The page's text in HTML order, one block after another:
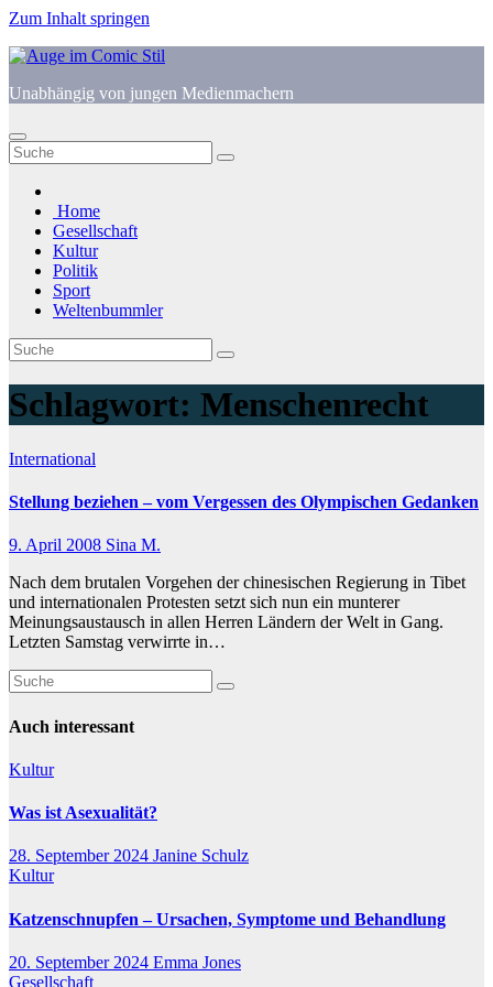
Zum Inhalt springen
Unabhängig von jungen Medienmachern
Home
Gesellschaft
Kultur
Politik
Sport
Weltenbummler
Schlagwort: Menschenrecht
International
Stellung beziehen – vom Vergessen des Olympischen Gedanken
9. April 2008 Sina M.
Nach dem brutalen Vorgehen der chinesischen Regierung in Tibet
und internationalen Protesten setzt sich nun ein munterer
Meinungsaustausch in allen Herren Ländern der Welt in Gang.
Letzten Samstag verwirrte in…
Auch interessant
Kultur
Was ist Asexualität?
28. September 2024 Janine Schulz
Kultur
Katzenschnupfen – Ursachen, Symptome und Behandlung
20. September 2024 Emma Jones
Gesellschaft